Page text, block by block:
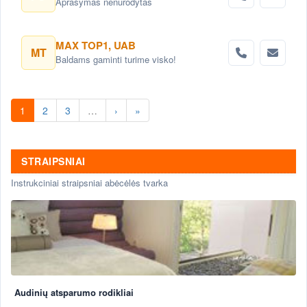
MT MAX TOP1, UAB
Baldams gaminti turime visko!
1 2 3 … › »
STRAIPSNIAI
Instrukciniai straipsniai abėcėlės tvarka
Audinių atsparumo rodikliai